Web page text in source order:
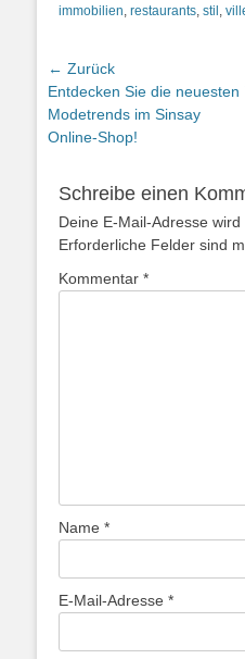
immobilien, restaurants, stil ,
Beitragsnavigation
← Zurück
Vorheriger
Beitrag:
Entdecken Sie die neuesten
Modetrends im Sinsay
Online-Shop!
Schreibe einen
Deine E-Mail-Adresse wird
Erforderliche Felder sind
Kommentar *
Name *
E-Mail-Adresse *